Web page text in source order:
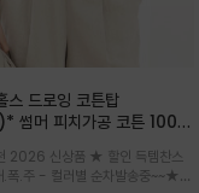
스 드로잉 코튼탑
머 피치가공 코튼 100프
말의 윤곽선만 스케치하여
아이템
2026 신상품 ★ 할인 득템찬스
폭.주 - 컬러별 순차발송중~~★프